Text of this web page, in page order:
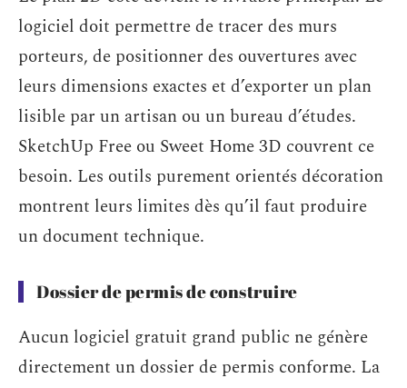
logiciel doit permettre de tracer des murs
porteurs, de positionner des ouvertures avec
leurs dimensions exactes et d’exporter un plan
lisible par un artisan ou un bureau d’études.
SketchUp Free ou Sweet Home 3D couvrent ce
besoin. Les outils purement orientés décoration
montrent leurs limites dès qu’il faut produire
un document technique.
Dossier de permis de construire
Aucun logiciel gratuit grand public ne génère
directement un dossier de permis conforme. La